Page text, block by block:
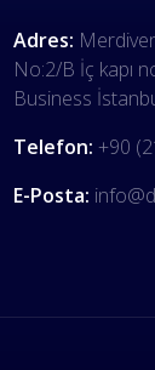
Adres:
No:2/B İç kapı
Business
Telefon: +90
E-Posta: